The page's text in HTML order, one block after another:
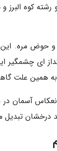
کوه البرز
مره. این
ای چشمگیر
همین علت
آسمان در
تبدیل